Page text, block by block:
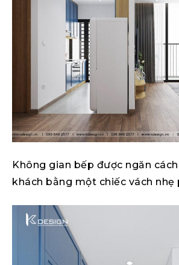
Không gian bếp được ngăn
khách bằng một chiếc vách nhẹ